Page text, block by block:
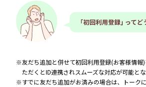
※友だち追加と併せて初回利用登録(お客様情報
ただくとID連携されスムーズな対応が可能とな
※すでに友だち追加がお済みの場合は、トーク